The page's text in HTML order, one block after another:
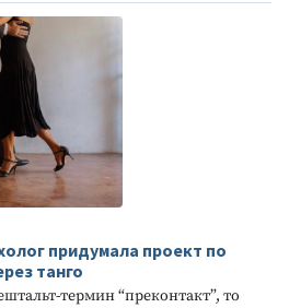
придумала проект по
танго
термин “преконтакт”, то